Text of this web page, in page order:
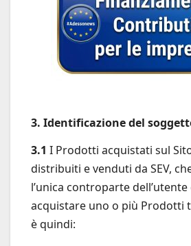
3. Identificazione del
3.1 I Prodotti acquistati sul
distribuiti e venduti da SEV,
l’unica controparte
acquistare uno o più Prodotti
è quindi: